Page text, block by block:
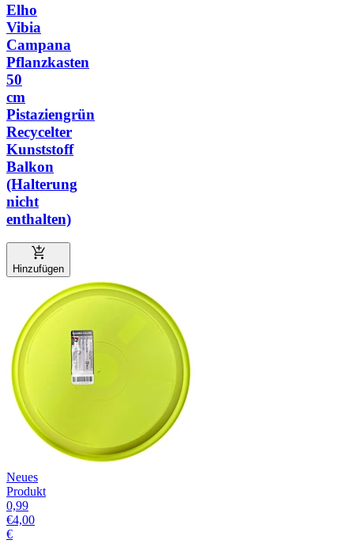
Elho
Vibia
Campana
Pflanzkasten
50
cm
Pistaziengrün
Recycelter
Kunststoff
Balkon
(Halterung
nicht
enthalten)
Hinzufügen
Neues
Produkt
0,99
€4,00
€